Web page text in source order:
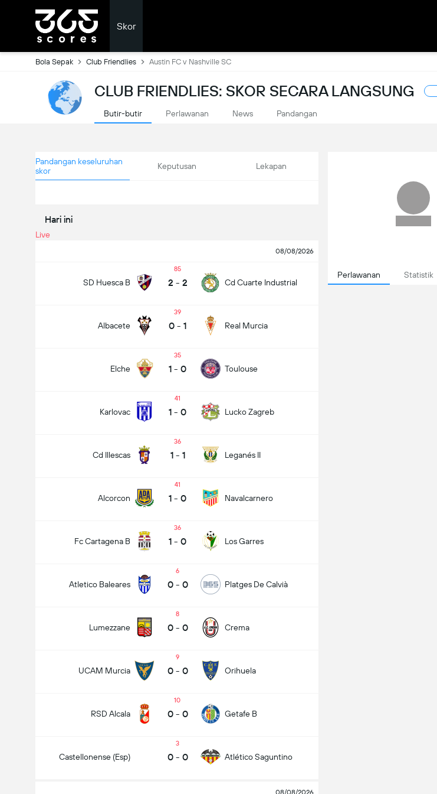
Skor
Bola Sepak Club Friendlies Austin FC v Nashville SC
CLUB FRIENDLIES: SKOR SECARA LANGSUNG
Butir-butir Perlawanan News Pandangan
Pandangan keseluruhan
skor
Keputusan Lekapan
Hari ini
Live
08/08/2026
SD Huesca B
85
2 - 2 Cd Cuarte Industrial
Albacete
39
0 - 1 Real Murcia
Elche
35
1 - 0 Toulouse
Karlovac
41
1 - 0 Lucko Zagreb
Cd Illescas
36
1 - 1 Leganés II
Alcorcon
41
1 - 0 Navalcarnero
Fc Cartagena B
36
1 - 0 Los Garres
Atletico Baleares
6
0 - 0 Platges De Calvià
Lumezzane
8
0 - 0 Crema
UCAM Murcia
9
0 - 0 Orihuela
RSD Alcala
10
0 - 0 Getafe B
Castellonense (Esp)
3
0 - 0 Atlético Saguntino
08/08/2026
Perlawanan Statistik